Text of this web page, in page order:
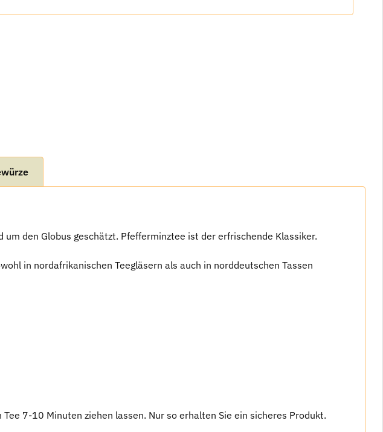
den Globus geschätzt. Pfefferminztee ist der erfrischende Klassiker.
in nordafrikanischen Teegläsern als auch in norddeutschen Tassen
7-10 Minuten ziehen lassen. Nur so erhalten Sie ein sicheres Produkt.